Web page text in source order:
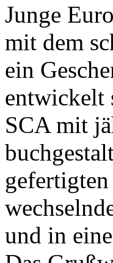
Junge
mit dem
ein
entwickelt
SCA mit
und in